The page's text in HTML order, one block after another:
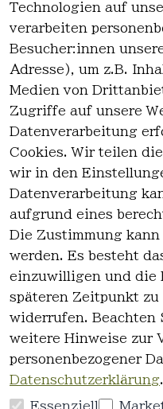
für Details
Technologien auf
verarbeiten
Besucher:innen
Adresse), um z.B.
Medien von
Zugriffe auf unsere
Datenverarbeitung
Cookies. Wir teilen
wir in den
Datenverarbeitung
aufgrund eines
Die Zustimmung
werden. Es besteht
einzuwilligen und die
späteren Zeitpunkt zu
widerrufen. Beachten
weitere Hinweise zur
personenbezogener
Datenschutzerklärung.
Essenziell
es
AGB
Datenschutz
Widerrufsre
cht
Kontakt
Kontakt